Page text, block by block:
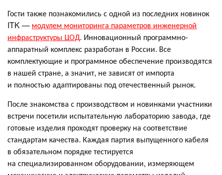
Гости также познакомились с одной из последних новинок
ITK — модулем мониторинга параметров инженерной
инфраструктуры ЦОД. Инновационный программно-
аппаратный комплекс разработан в России. Все
комплектующие и программное обеспечение производятся
в нашей стране, а значит, не зависят от импорта
и полностью адаптированы под отечественный рынок.
После знакомства с производством и новинками участники
встречи посетили испытательную лабораторию завода, где
готовые изделия проходят проверку на соответствие
стандартам качества. Каждая партия выпущенного кабеля
в обязательном порядке тестируется
на специализированном оборудовании, измеряющем